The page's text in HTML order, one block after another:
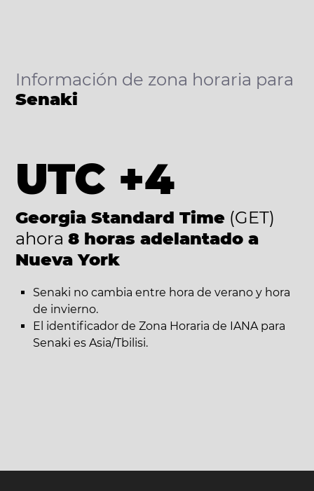
Información de zona horaria para
Senaki
UTC +4
Georgia Standard Time (GET)
ahora 8 horas adelantado a
Nueva York
Senaki no cambia entre hora de verano y hora
de invierno.
El identificador de Zona Horaria de IANA para
Senaki es Asia/Tbilisi.